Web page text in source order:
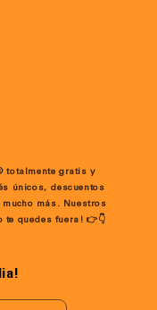
totalmente gratis y
únicos, descuentos
más. Nuestros
quedes fuera! 👉👇